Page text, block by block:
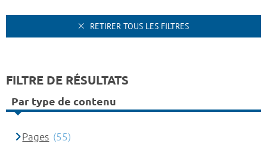
RETIRER TOUS LES FILTRES
FILTRE DE RÉSULTATS
Par type de contenu
Pages (55)